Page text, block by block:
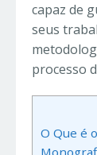
capaz de
seus
processo
O Que é